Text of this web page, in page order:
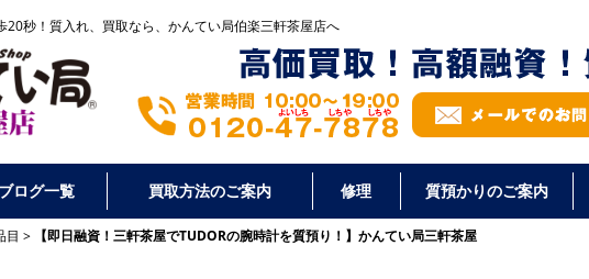
20秒！ 質入れ、買取なら、かんてい局伯楽三軒茶屋店へ
ブログ一覧 買取方法のご案内 修理 質預かりのご案内
目 【即日融資！三軒茶屋でTUDORの腕時計を質預り！】かんてい局三軒茶屋